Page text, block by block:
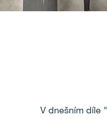
V dnešním díle